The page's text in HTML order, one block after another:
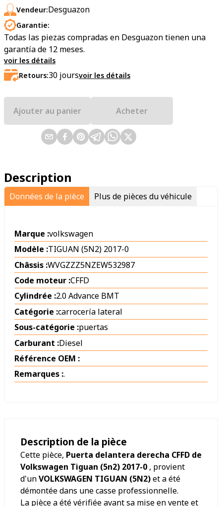
Vendeur:Desguazon
Garantie:
Todas las piezas compradas en Desguazon tienen una
garantía de 12 meses.
voir les détails
Retours:30 joursvoir les détails
Ajouter au panier Acheter
Description
Données de la pièce Plus de pièces du véhicule
Marque :volkswagen
Modèle :TIGUAN (5N2) 2017-0
Châssis :WVGZZZ5NZEW532987
Code moteur :CFFD
Cylindrée :2.0 Advance BMT
Catégorie :carrocería lateral
Sous-catégorie :puertas
Carburant :Diesel
Référence OEM :
Remarques :.
Description de la pièce
Cette pièce, Puerta delantera derecha CFFD de
Volkswagen Tiguan (5n2) 2017-0 , provient
d'unVOLKSWAGEN TIGUAN (5N2)et a été
démontée dans une casse professionnelle.
La pièce a été vérifiée avant sa mise en vente et